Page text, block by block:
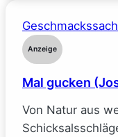
Anzeige
Mal gucken
Von Natur aus